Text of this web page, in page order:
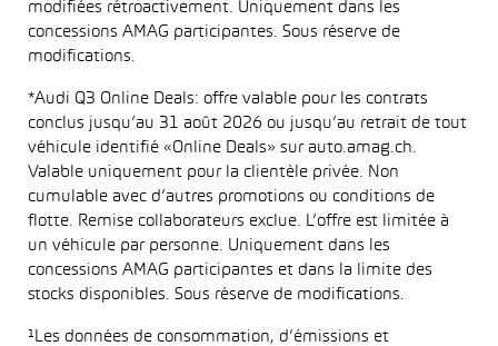
modifiées rétroactivement. Uniquement dans les
concessions AMAG participantes. Sous réserve de
modifications.
*Audi Q3 Online Deals: offre valable pour les contrats
conclus jusqu’au 31 août 2026 ou jusqu’au retrait de tout
véhicule identifié «Online Deals» sur auto.amag.ch.
Valable uniquement pour la clientèle privée. Non
cumulable avec d’autres promotions ou conditions de
flotte. Remise collaborateurs exclue. L’offre est limitée à
un véhicule par personne. Uniquement dans les
concessions AMAG participantes et dans la limite des
stocks disponibles. Sous réserve de modifications.
¹Les données de consommation, d’émissions et